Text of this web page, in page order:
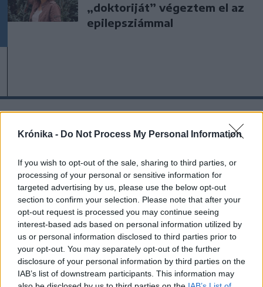
Krónika - Do Not Process My Personal Information
If you wish to opt-out of the sale, sharing to third parties, or
processing of your personal or sensitive information for
targeted advertising by us, please use the below opt-out
section to confirm your selection. Please note that after your
opt-out request is processed you may continue seeing
interest-based ads based on personal information utilized by
us or personal information disclosed to third parties prior to
your opt-out. You may separately opt-out of the further
disclosure of your personal information by third parties on the
IAB’s list of downstream participants. This information may
„doktoriját” végeztem el az
epilepsziámmal
A rovat további cikkei